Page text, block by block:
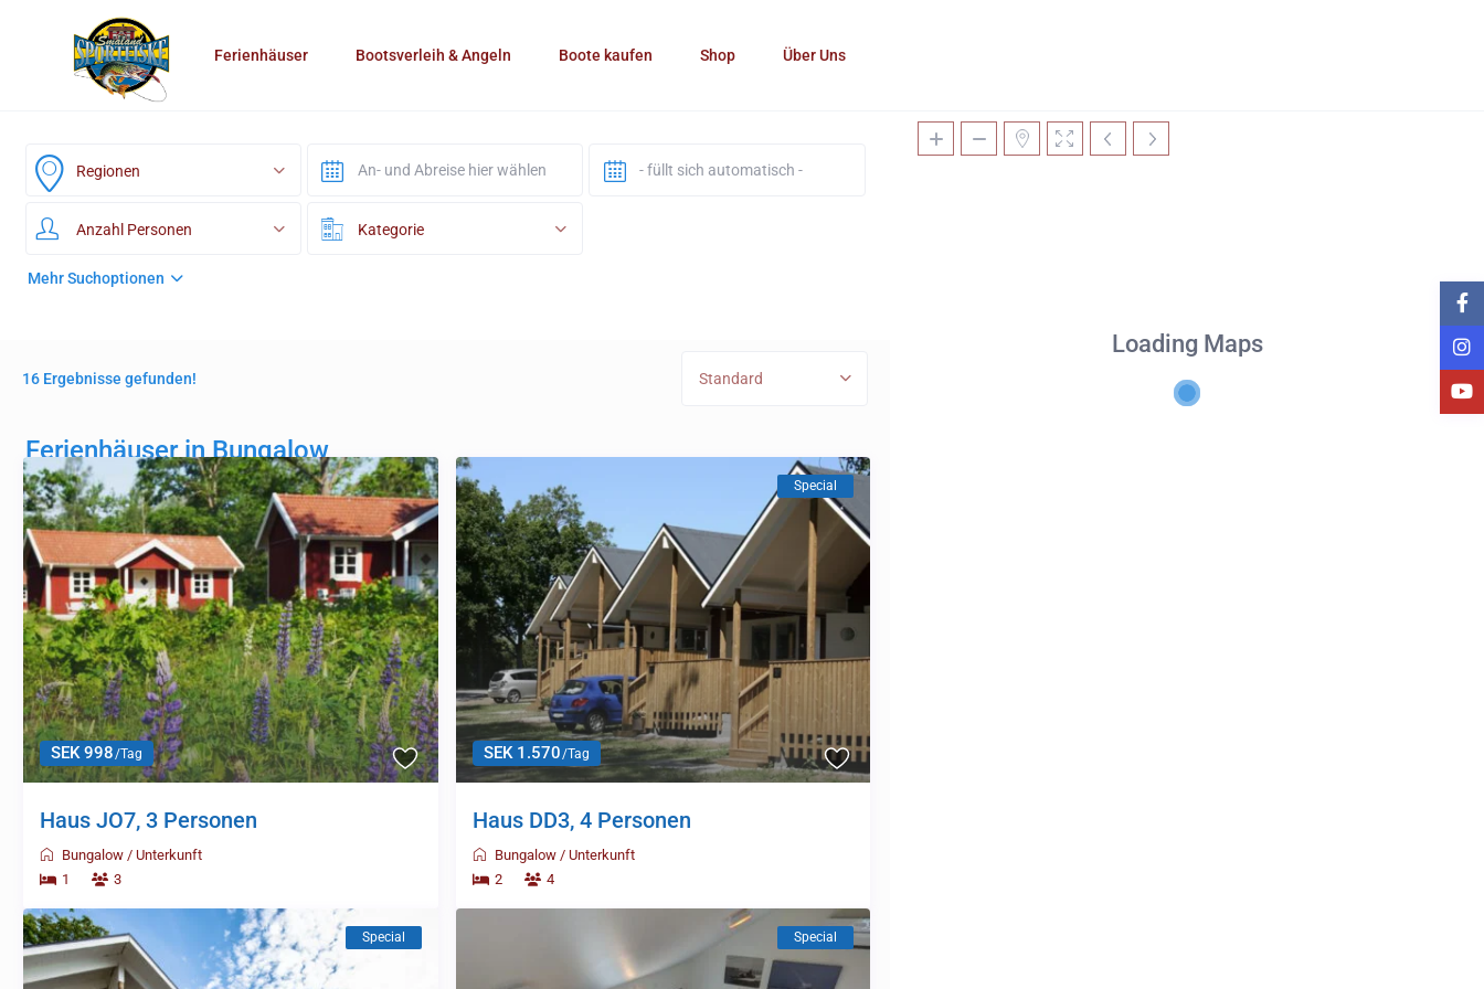
Ferienhäuser Bootsverleih & Angeln Boote kaufen Shop Über Uns
Loading Maps
Regionen
Anzahl Personen Kategorie
Mehr Suchoptionen
16 Ergebnisse gefunden! Standard
Ferienhäuser in Bungalow
SEK 998/Tag
Haus JO7, 3 Personen
Bungalow / Unterkunft
1
3
SEK 1.570/Tag
Special
Haus DD3, 4 Personen
Bungalow/ Unterkunft
2
4
Special Special